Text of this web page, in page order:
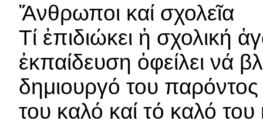
Ἄνθρωποι καί σχολεῖα
Τί ἐπιδιώκει ἡ σχολική
ἐκπαίδευση ὀφείλει νά
δημιουργό του παρόντος
του καλό καί τό καλό